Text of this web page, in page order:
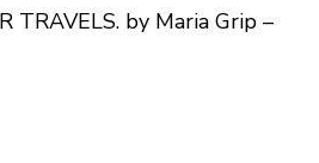
TRAVELS. by Maria Grip –